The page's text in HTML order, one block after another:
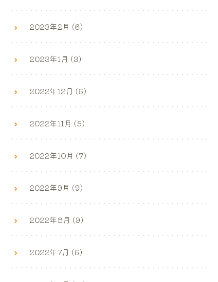
2023年2月 (6)
2023年1月 (3)
2022年12月 (6)
2022年11月 (5)
2022年10月 (7)
2022年9月 (9)
2022年8月 (9)
2022年7月 (6)